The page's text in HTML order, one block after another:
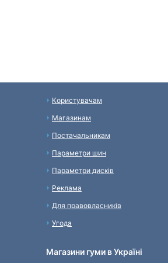
Користувачам
Магазинам
Постачальникам
Параметри шин
Параметри дисків
Реклама
Для правовласників
Угода
Магазини гуми в Україні